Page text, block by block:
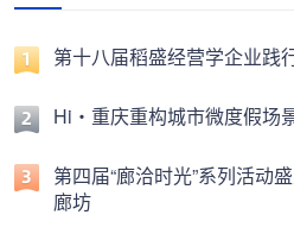
第十八届稻盛经营学企业践
Hi・重庆重构城市微度假场
第四届“廊洽时光”系列活动
廊坊